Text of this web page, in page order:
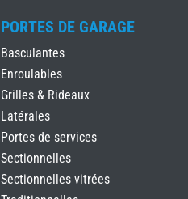
PORTES DE GARAGE
Basculantes
Enroulables
Grilles & Rideaux
Latérales
Portes de services
Sectionnelles
Sectionnelles vitrées